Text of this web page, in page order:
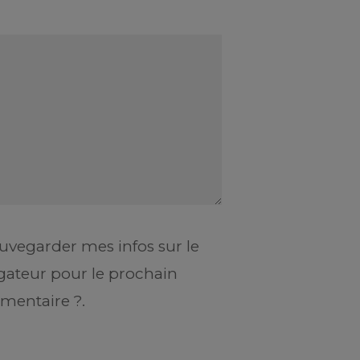
mes infos sur le
pour le prochain
?.